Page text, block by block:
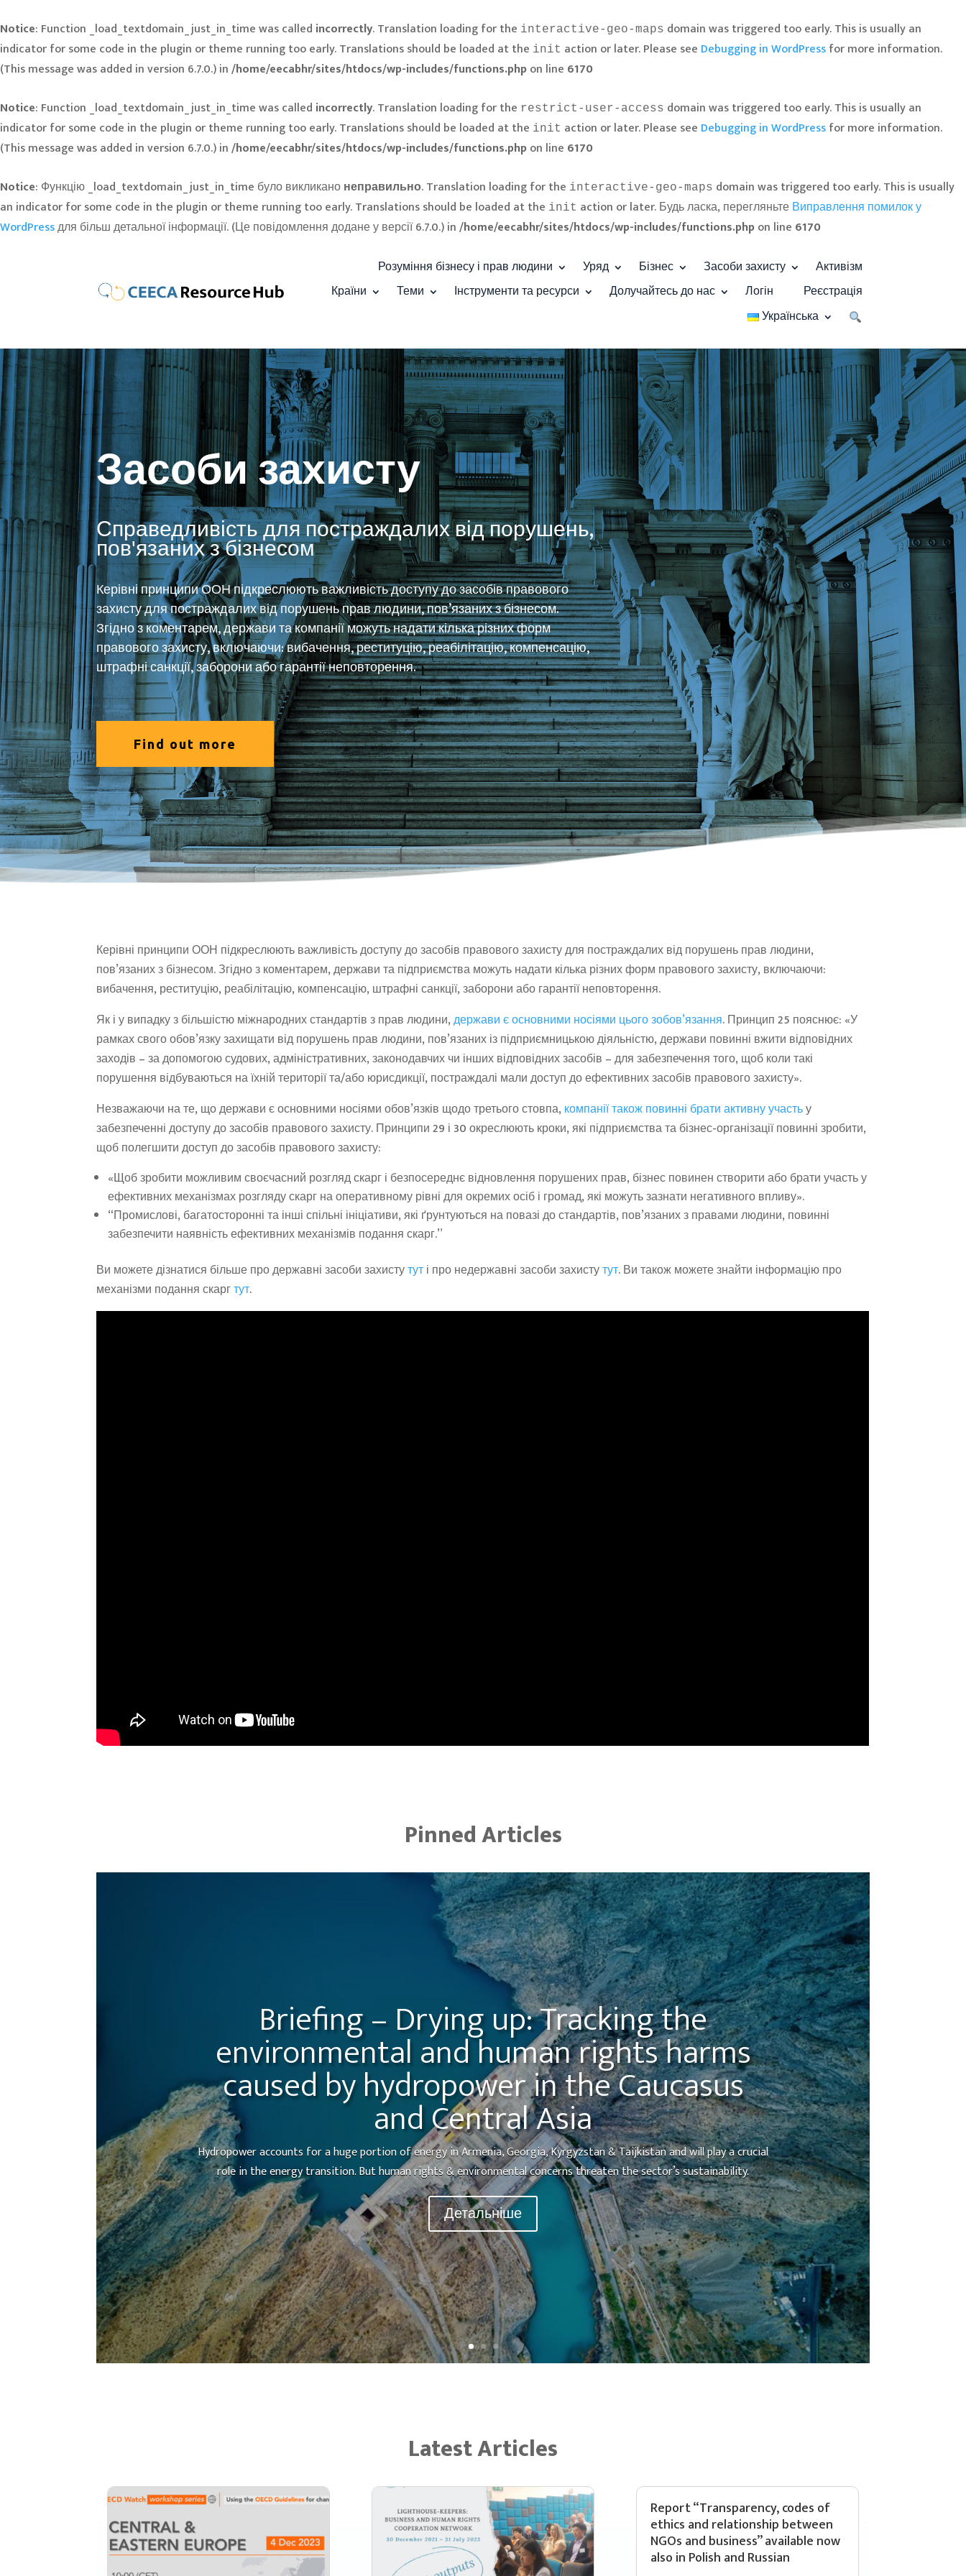
Notice: Function _load_textdomain_just_in_time was called incorrectly. Translation loading for the interactive-geo-maps domain was triggered too early. This is usually an
indicator for some code in the plugin or theme running too early. Translations should be loaded at the init action or later. Please see Debugging in WordPressfor more information.
(This message was added in version 6.7.0.) in/home/eecabhr/sites/htdocs/wp-includes/functions.php on line 6170
Notice: Function _load_textdomain_just_in_time was called incorrectly. Translation loading for the restrict-user-access domain was triggered too early. This is usually an
indicator for some code in the plugin or theme running too early. Translations should be loaded at the init action or later. Please see Debugging in WordPressfor more information.
(This message was added in version 6.7.0.) in/home/eecabhr/sites/htdocs/wp-includes/functions.php on line 6170
Notice: Функцію _load_textdomain_just_in_time було викликанонеправильно. Translation loading for the interactive-geo-maps domain was triggered too early. This is usually
an indicator for some code in the plugin or theme running too early. Translations should be loaded at the init action or later. Будь ласка, перегляньтеВиправлення помилок у
WordPressдля більш детальної інформації. (Це повідомлення додане у версії 6.7.0.) in/home/eecabhr/sites/htdocs/wp-includes/functions.php on line 6170
Розуміння бізнесу і прав людини Уряд Бізнес Засоби захисту
Активізм
Країни
Теми Інструменти та ресурси Долучайтесь до нас Логін
Реєстрація
Українська
Засоби захисту
Справедливість для постраждалих від порушень,
пов'язаних з бізнесом
Керівні принципи ООН підкреслюють важливість доступу до засобів правового
захисту для постраждалих від порушень прав людини, пов’язаних з бізнесом.
Згідно з коментарем, держави та компанії можуть надати кілька різних форм
правового захисту, включаючи: вибачення, реституцію, реабілітацію, компенсацію,
штрафні санкції, заборони або гарантії неповторення.
Find out more
Керівні принципи ООН підкреслюють важливість доступу до засобів правового захисту для постраждалих від порушень прав людини,
пов’язаних з бізнесом. Згідно з коментарем, держави та підприємства можуть надати кілька різних форм правового захисту, включаючи:
вибачення, реституцію, реабілітацію, компенсацію, штрафні санкції, заборони або гарантії неповторення.
Як і у випадку з більшістю міжнародних стандартів з прав людини,держави є основними носіями цього зобов’язання. Принцип 25 пояснює: «У
рамках свого обов’язку захищати від порушень прав людини, пов’язаних із підприємницькою діяльністю, держави повинні вжити відповідних
заходів – за допомогою судових, адміністративних, законодавчих чи інших відповідних засобів – для забезпечення того, щоб коли такі
порушення відбуваються на їхній території та/або юрисдикції, постраждалі мали доступ до ефективних засобів правового захисту».
Незважаючи на те, що держави є основними носіями обов’язків щодо третього стовпа, компанії також повинні брати активну участьу
забезпеченні доступу до засобів правового захисту. Принципи 29 і 30 окреслюють кроки, які підприємства та бізнес-організації повинні зробити,
щоб полегшити доступ до засобів правового захисту:
«Щоб зробити можливим своєчасний розгляд скарг і безпосереднє відновлення порушених прав, бізнес повинен створити або брати участь у
ефективних механізмах розгляду скарг на оперативному рівні для окремих осіб і громад, які можуть зазнати негативного впливу».
“Промислові, багатосторонні та інші спільні ініціативи, які ґрунтуються на повазі до стандартів, пов’язаних з правами людини, повинні
забезпечити наявність ефективних механізмів подання скарг.”
Ви можете дізнатися більше про державні засоби захистутуті про недержавні засоби захистутут. Ви також можете знайти інформацію про
механізми подання скаргтут.
Pinned Articles
Briefing – Drying up: Tracking the
environmental and human rights harms
caused by hydropower in the Caucasus
and Central Asia
Hydropower accounts for a huge portion of energy in Armenia, Georgia, Kyrgyzstan & Taijkistan and will play a crucial
role in the energy transition. But human rights & environmental concerns threaten the sector’s sustainability.
Детальніше
Latest Articles
Report “Transparency, codes of
ethics and relationship between
NGOs and business” available now
also in Polish and Russian